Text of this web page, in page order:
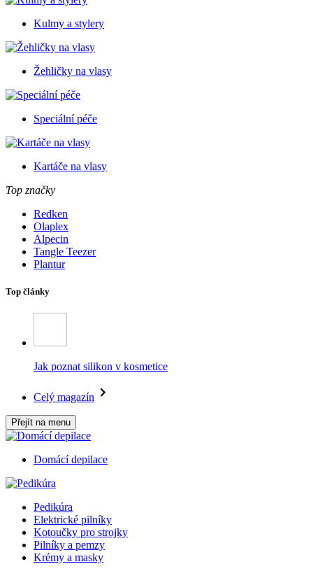
Kulmy a stylery
Žehličky na vlasy
Speciální péče
Kartáče na vlasy
Top značky
Redken
Olaplex
Alpecin
Tangle Teezer
Plantur
Top články
Jak poznat silikon v kosmetice
Celý magazín
Přejít na menu
Domácí depilace
Pedikúra
Elektrické pilníky
Kotoučky pro strojky
Pilníky a pemzy
Krémy a masky